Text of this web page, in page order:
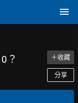
？ ＋收藏
分享